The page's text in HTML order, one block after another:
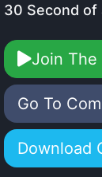
30 Second of
Join The
Go To
Download